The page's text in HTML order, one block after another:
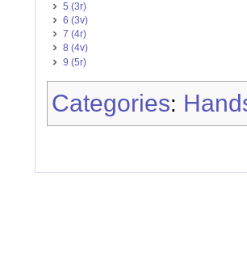
5 (3r)
6 (3v)
7 (4r)
8 (4v)
9 (5r)
Categories: